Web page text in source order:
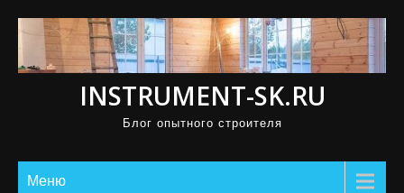
INSTRUMENT-SK.RU
Блог опытного строителя
Меню